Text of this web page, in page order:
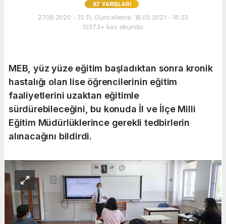
AT YARIŞLARI
27.08.2020 - 15:11, Güncelleme: 18.05.2021 - 16:23
10373+ kez okundu.
MEB, yüz yüze eğitim başladıktan sonra kronik
hastalığı olan lise öğrencilerinin eğitim
faaliyetlerini uzaktan eğitimle
sürdürebileceğini, bu konuda İl ve İlçe Milli
Eğitim Müdürlüklerince gerekli tedbirlerin
alınacağını bildirdi.